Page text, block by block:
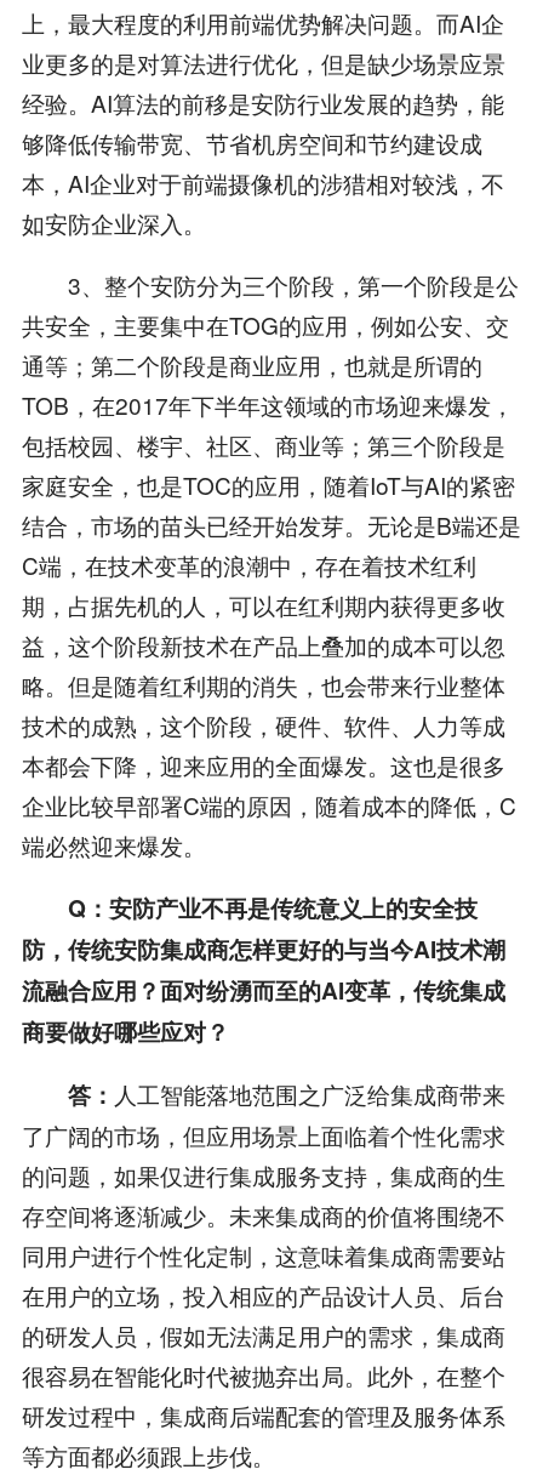
上，最大程度的利用前端优势解决问题。而AI企
业更多的是对算法进行优化，但是缺少场景应景
经验。AI算法的前移是安防行业发展的趋势，能
够降低传输带宽、节省机房空间和节约建设成
本，AI企业对于前端摄像机的涉猎相对较浅，不
如安防企业深入。
3、整个安防分为三个阶段，第一个阶段是公
共安全，主要集中在TOG的应用，例如公安、交
通等；第二个阶段是商业应用，也就是所谓的
TOB，在2017年下半年这领域的市场迎来爆发，
包括校园、楼宇、社区、商业等；第三个阶段是
家庭安全，也是TOC的应用，随着IoT与AI的紧密
结合，市场的苗头已经开始发芽。无论是B端还是
C端，在技术变革的浪潮中，存在着技术红利
期，占据先机的人，可以在红利期内获得更多收
益，这个阶段新技术在产品上叠加的成本可以忽
略。但是随着红利期的消失，也会带来行业整体
技术的成熟，这个阶段，硬件、软件、人力等成
本都会下降，迎来应用的全面爆发。这也是很多
企业比较早部署C端的原因，随着成本的降低，C
端必然迎来爆发。
Q：安防产业不再是传统意义上的安全技
防，传统安防集成商怎样更好的与当今AI技术潮
流融合应用？面对纷湧而至的AI变革，传统集成
商要做好哪些应对？
答： 人工智能落地范围之广泛给集成商带来
了广阔的市场，但应用场景上面临着个性化需求
的问题，如果仅进行集成服务支持，集成商的生
存空间将逐渐减少。未来集成商的价值将围绕不
同用户进行个性化定制，这意味着集成商需要站
在用户的立场，投入相应的产品设计人员、后台
的研发人员，假如无法满足用户的需求，集成商
很容易在智能化时代被抛弃出局。此外，在整个
研发过程中，集成商后端配套的管理及服务体系
等方面都必须跟上步伐。